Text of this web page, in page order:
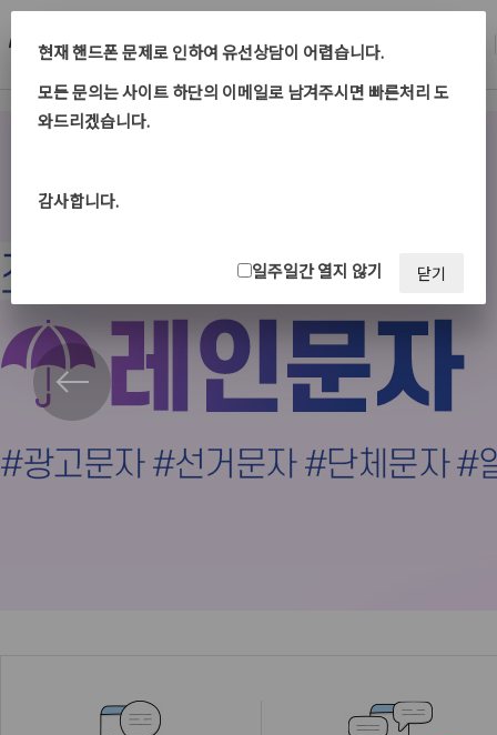
회원가입 문자서비스
현재 핸드폰 문제로 인하여 유선상담이 어렵습니다.
모든 문의는 사이트 하단의 이메일로 남겨주시면 빠른처리 도
와드리겠습니다.
감사합니다.
일주일간 열지 않기 닫기